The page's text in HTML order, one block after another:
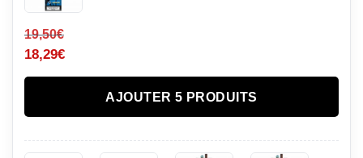
19,50€
18,29€
AJOUTER 5 PRODUITS